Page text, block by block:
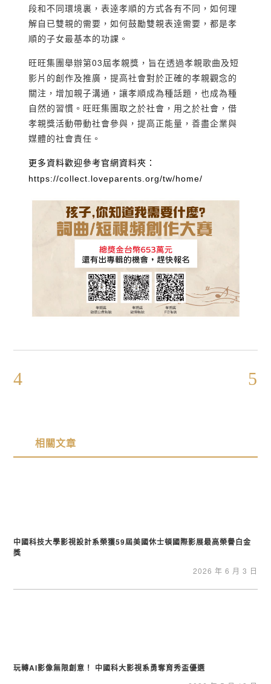
段和不同環境裏，表逹孝順的方式各有不同，如何理
解自已雙親的需要，如何鼓勵雙親表逹需要，都是孝
順的子女最基本的功課。
旺旺集團舉辦第03屆孝親獎，旨在透過孝親歌曲及短
影片的創作及推廣，提高社會對於正確的孝親觀念的
關注，增加親子溝通，讓孝順成為種話題，也成為種
自然的習慣。旺旺集團取之於社會，用之於社會，借
孝親獎活動帶動社會參與，提高正能量，善盡企業與
媒體的社會責任。
更多資料歡迎參考官網資料夾：
https://collect.loveparents.org/tw/home/
相關文章
中國科技大學影視設計系榮獲59屆美國休士頓國際影展最高榮譽白金
獎
2026 年 6 月 3 日
玩轉AI影像無限創意！ 中國科大影視系勇奪育秀盃優選